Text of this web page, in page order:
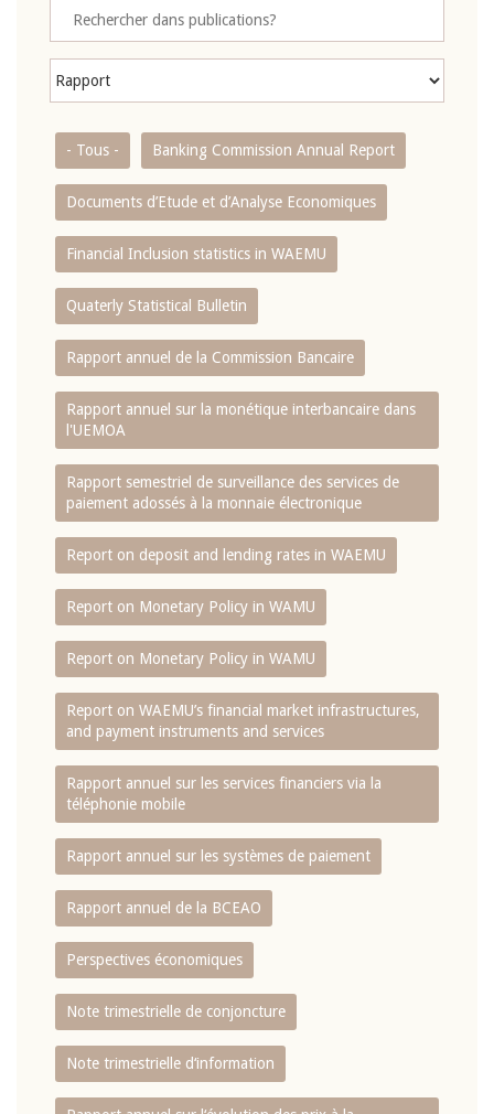
- Tous - Banking Commission Annual Report
Documents d’Etude et d’Analyse Economiques
Financial Inclusion statistics in WAEMU
Quaterly Statistical Bulletin
Rapport annuel de la Commission Bancaire
Rapport annuel sur la monétique interbancaire dans
l'UEMOA
Rapport semestriel de surveillance des services de
paiement adossés à la monnaie électronique
Report on deposit and lending rates in WAEMU
Report on Monetary Policy in WAMU
Report on Monetary Policy in WAMU
Report on WAEMU’s financial market infrastructures,
and payment instruments and services
Rapport annuel sur les services financiers via la
téléphonie mobile
Rapport annuel sur les systèmes de paiement
Rapport annuel de la BCEAO
Perspectives économiques
Note trimestrielle de conjoncture
Note trimestrielle d‘information